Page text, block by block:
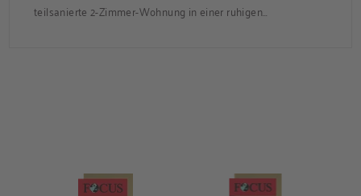
teilsanierte 2-Zimmer-Wohnung in einer ruhigen